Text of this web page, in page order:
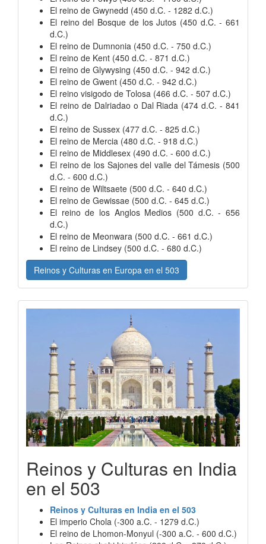
El reino de Gwynedd (450 d.C. - 1282 d.C.)
El reino del Bosque de los Jutos (450 d.C. - 661
d.C.)
El reino de Dumnonia (450 d.C. - 750 d.C.)
El reino de Kent (450 d.C. - 871 d.C.)
El reino de Glywysing (450 d.C. - 942 d.C.)
El reino de Gwent (450 d.C. - 942 d.C.)
El reino visigodo de Tolosa (466 d.C. - 507 d.C.)
El reino de Dalriadao o Dal Riada (474 d.C. - 841
d.C.)
El reino de Sussex (477 d.C. - 825 d.C.)
El reino de Mercia (480 d.C. - 918 d.C.)
El reino de Middlesex (490 d.C. - 600 d.C.)
El reino de los Sajones del valle del Támesis (500
d.C. - 600 d.C.)
El reino de Wiltsaete (500 d.C. - 640 d.C.)
El reino de Gewissae (500 d.C. - 645 d.C.)
El reino de los Anglos Medios (500 d.C. - 656
d.C.)
El reino de Meonwara (500 d.C. - 661 d.C.)
El reino de Lindsey (500 d.C. - 680 d.C.)
Reinos y Culturas en Europa en el 503
Reinos y Culturas en India
en el 503
Reinos y Culturas en India en el 503
El imperio Chola (-300 a.C. - 1279 d.C.)
El reino de Lhomon-Monyul (-300 a.C. - 600 d.C.)